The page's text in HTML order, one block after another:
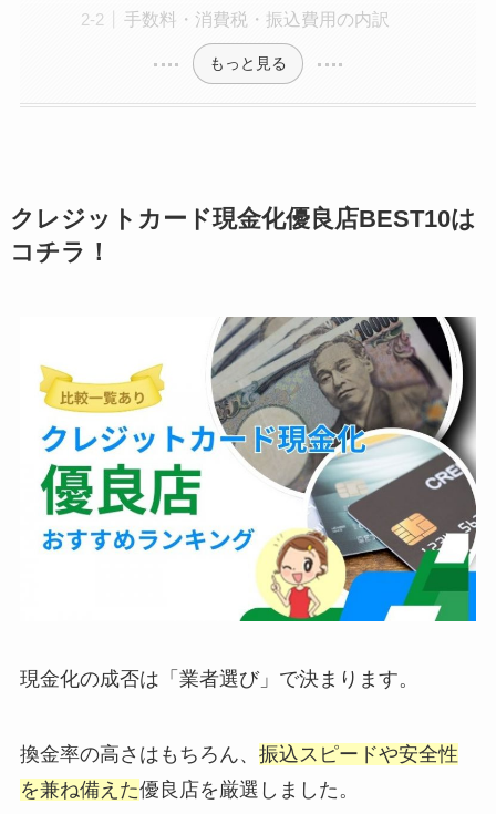
手数料・消費税・振込費用の内訳
もっと見る
クレジットカード現金化優良店BEST10は
コチラ！
現金化の成否は「業者選び」で決まります。
換金率の高さはもちろん、 振込スピードや安全性
を兼ね備えた優良店を厳選しました。